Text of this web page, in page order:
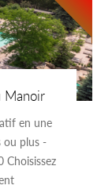
Manoir
en une
ou plus -
Choisissez